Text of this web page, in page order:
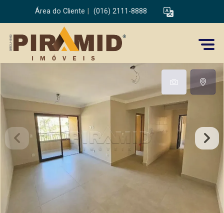
Área do Cliente (016) 2111-8888